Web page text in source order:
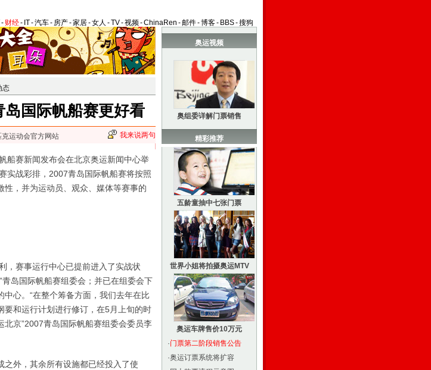
- 财经- IT-汽车- 房产-家居-女人 -TV-视频-ChinaRen -邮件-博客- BBS-搜狗
态
国际帆船赛更好看
运动会官方网站 我来说两句
赛新闻发布会在北京奥运新闻中心举
实战彩排，2007青岛国际帆船赛将按照
，并为运动员、观众、媒体等赛事的
赛事运行中心已提前进入了实战状
岛国际帆船赛组委会；并已在组委会下
心。“在整个筹备方面，我们去年在比
和运行计划进行修订，在5月上旬的时
北京”2007青岛国际帆船赛组委会委员李
外，其余所有设施都已经投入了使
奥运视频
奥组委详解门票销售
精彩推荐
五龄童抽中七张门票
世界小姐将拍摄奥运MTV
奥运车牌售价10万元
·门票第二阶段销售公告
·奥运订票系统将扩容